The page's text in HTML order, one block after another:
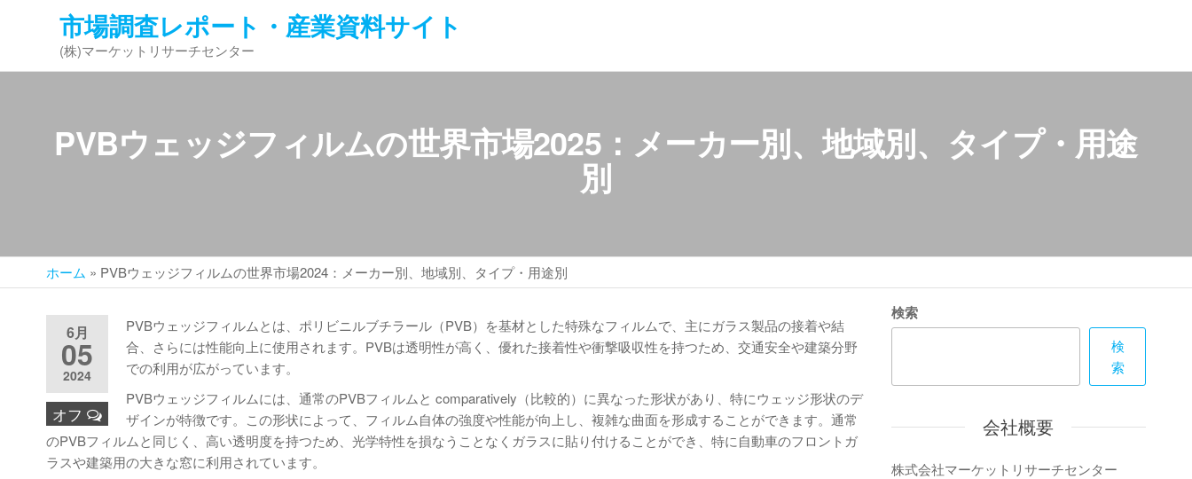
ン
市場調査レポート・産業資料サイト
(株)マーケットリサーチセンター
PVBウェッジフィルムの世界市場2025：メーカー別、地域別、タイプ・用途
別
ホーム » PVBウェッジフィルムの世界市場2024：メーカー別、地域別、タイプ・用途別
6月
05
2024
オフ
PVBウェッジフィルムとは、ポリビニルブチラール（PVB）を基材とした特殊なフィルムで、主にガラス製品の接着や結
合、さらには性能向上に使用されます。PVBは透明性が高く、優れた接着性や衝撃吸収性を持つため、交通安全や建築分野
での利用が広がっています。
PVBウェッジフィルムには、通常のPVBフィルムと comparatively（比較的）に異なった形状があり、特にウェッジ形状のデ
ザインが特徴です。この形状によって、フィルム自体の強度や性能が向上し、複雑な曲面を形成することができます。通常
のPVBフィルムと同じく、高い透明度を持つため、光学特性を損なうことなくガラスに貼り付けることができ、特に自動車のフロントガ
ラスや建築用の大きな窓に利用されています。
検索
検
索
会社概要
株式会社マーケットリサーチセンター